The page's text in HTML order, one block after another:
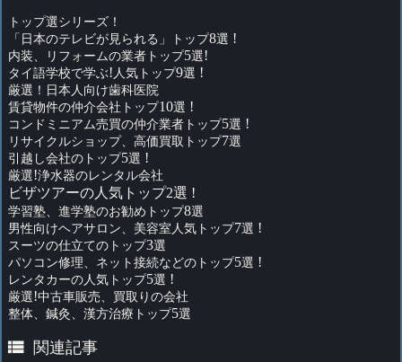
トップ選シリーズ！
「日本のテレビが見られる」トップ8選 !
内装、リフォームの業者トップ5選!
タイ語学校で学ぶ! 人気トップ9選 !
厳選！日本人向け歯科医院
賃貸物件の仲介会社トップ10選 !
コンドミニアム売買の仲介業者トップ5選 !
リサイクルショップ、高価買取トップ7選
引越し会社のトップ5選 !
厳選!浄水器のレンタル会社
ビザツアーの人気トップ2選 !
学習塾、進学塾のお勧めトップ8選
男性向けヘアサロン、美容室人気トップ7選 !
スーツの仕立てのトップ3選
パソコン修理、ネット接続などのトップ5選 !
レンタカーの人気トップ5選 !
厳選!中古車販売、買取りの会社
整体、鍼灸、漢方治療トップ5選
 関連記事